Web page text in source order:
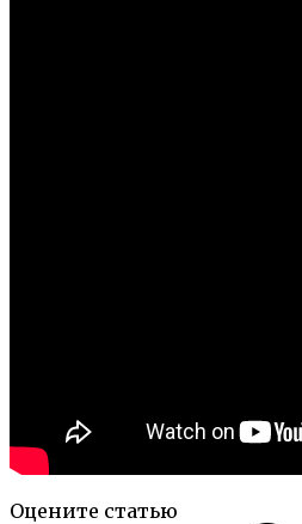
Оцените статью